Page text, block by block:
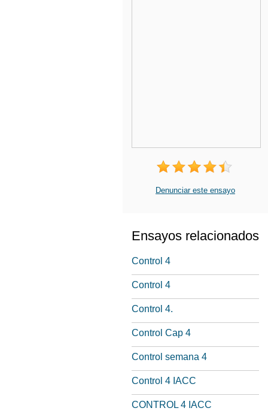
Denunciar este ensayo
Ensayos relacionados
Control 4
Control 4
Control 4.
Control Cap 4
Control semana 4
Control 4 IACC
CONTROL 4 IACC